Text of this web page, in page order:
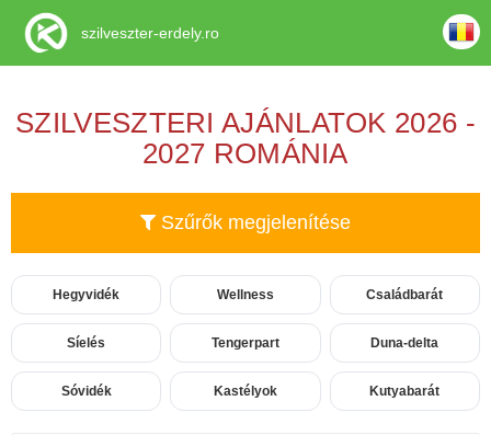
SZILVESZTERI AJÁNLATOK 2026 -
2027 ROMÁNIA
Szűrők megjelenítése
Hegyvidék Wellness Családbarát
Síelés Tengerpart Duna-delta
Sóvidék Kastélyok Kutyabarát
szilveszter-erdely.ro